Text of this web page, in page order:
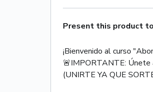
Present this product
¡Bienvenido al curso
🚨IMPORTANTE: Únete
(UNIRTE YA QUE